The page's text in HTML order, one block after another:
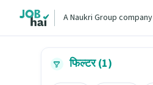
A Naukri Group company
फिल्टर (1)